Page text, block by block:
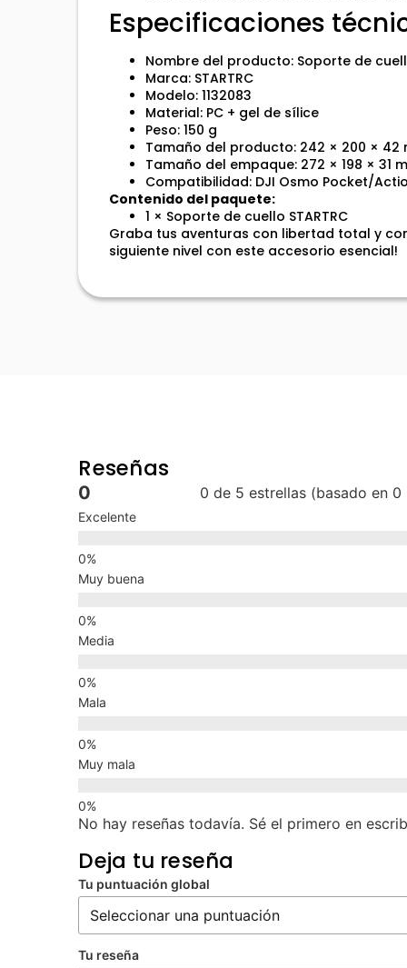
Especificaciones
Nombre del producto: Soporte de
Marca: STARTRC
Modelo: 1132083
Material: PC + gel de sílice
Peso: 150 g
Tamaño del producto: 242 × 200 × 42
Tamaño del empaque: 272 × 198 × 31
Compatibilidad: DJI Osmo Pocket/
Contenido del paquete:
1 × Soporte de cuello STARTRC
Graba tus aventuras con libertad total y
siguiente nivel con este accesorio esencial!
Reseñas
0 0 de 5 estrellas (basado en 0
Excelente
Muy buena
Media
Mala
Muy mala
No hay reseñas todavía. Sé el primero en
Deja tu reseña
Tu puntuación global
Tu reseña